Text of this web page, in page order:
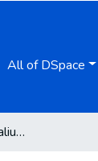
All of DSpace
Aeliani De historia animalium libri XVII / quos ex integro ac veteri exemplari Græco, Petrus Gillius vertit ; vnà cum elephantorum descriptione ; item Demetrij De cura accipitrum, & De cura & de medicina canum, eodem Petro Gillio interprete ...